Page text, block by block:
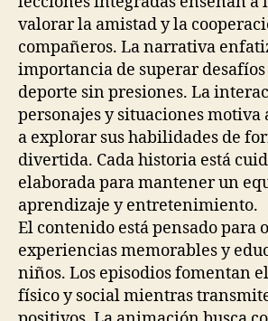
valorar la amistad y la
compañeros. La narrativa
importancia de superar
deporte sin presiones. La
personajes y situaciones motiva
a explorar sus habilidades de
divertida. Cada historia está
elaborada para mantener un
aprendizaje y entretenimiento.
El contenido está pensado para
experiencias memorables y
niños. Los episodios fomentan
físico y social mientras